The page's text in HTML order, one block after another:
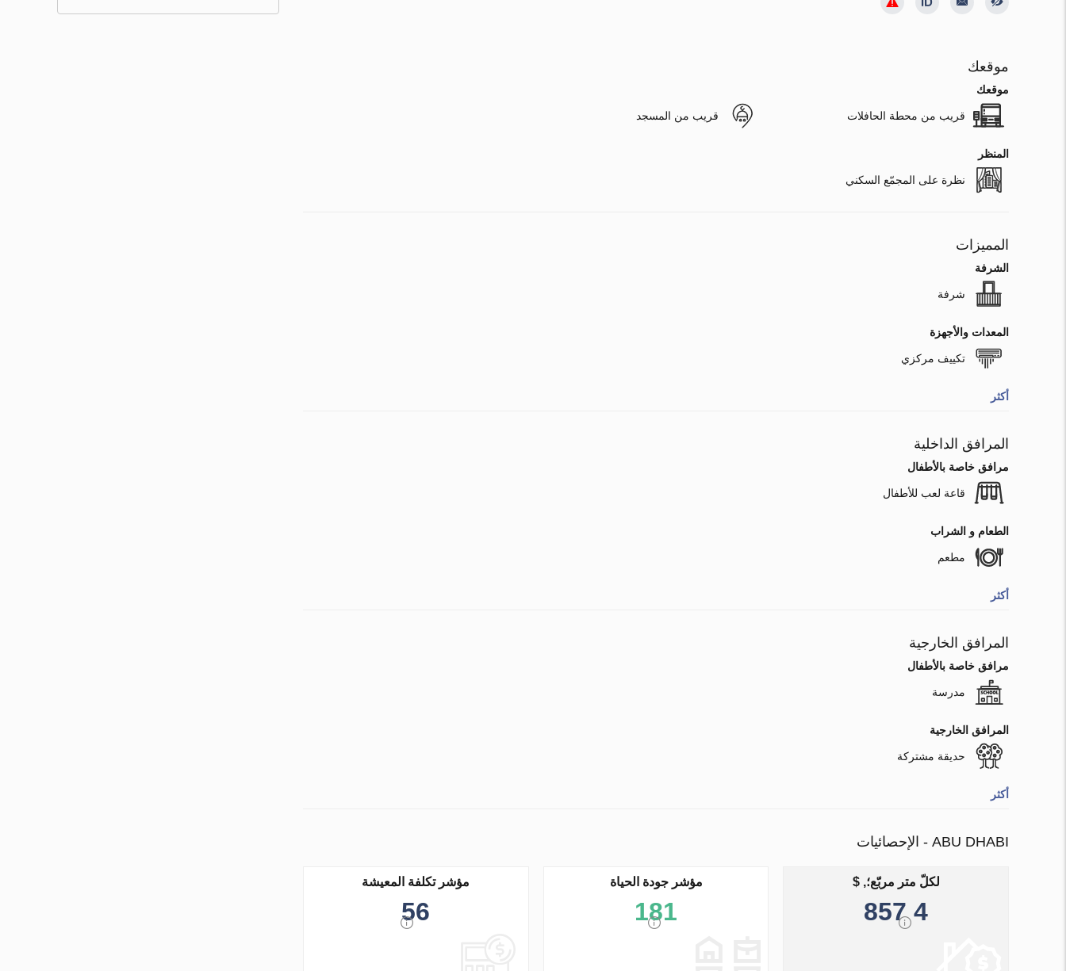
موقعك
موقعك
قريب من محطة الحافلات قريب من المسجد
المنظر
نظرة على المجمّع السكني
المميزات
الشرفة
شرفة
المعدات والأجهزة
تكييف مركزي
أكثر
المرافق الداخلية
مرافق خاصة بالأطفال
قاعة لعب للأطفال
الطعام و الشراب
مطعم
أكثر
المرافق الخارجية
مرافق خاصة بالأطفال
مدرسة
المرافق الخارجية
حديقة مشتركة
أكثر
ABU DHABI - الإحصائيات
لكلّ متر مربّع؛, $
4 857
مؤشر جودة الحياة
181
مؤشر تكلفة المعيشة
56